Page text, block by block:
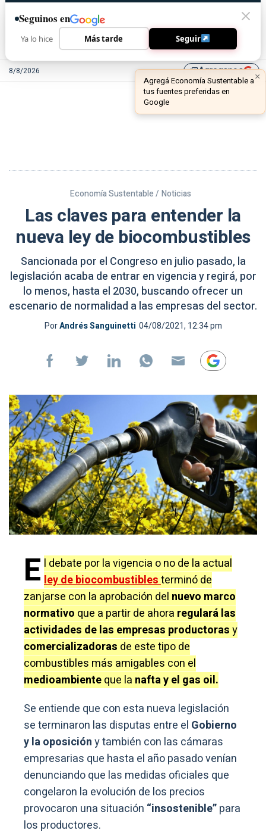
8/8/2026 library_addAgreganos
Economía Sustentable / Noticias
Las claves para entender la
nueva ley de biocombustibles
Sancionada por el Congreso en julio pasado, la
legislación acaba de entrar en vigencia y regirá, por
lo menos, hasta el 2030, buscando ofrecer un
escenario de normalidad a las empresas del sector.
PorAndrés Sanguinetti 04/08/2021, 12:34 pm
E l debate por la vigencia o no de la actual
ley de biocombustiblesterminó de
zanjarse con la aprobación del nuevo marco
normativo que a partir de ahora regulará las
actividades de las empresas productorasy
comercializadoras de este tipo de
combustibles más amigables con el
medioambienteque la nafta y el gas oil.
Se entiende que con esta nueva legislación
se terminaron las disputas entre el Gobierno
y la oposicióny también con las cámaras
empresarias que hasta el año pasado venían
denunciando que las medidas oficiales que
congelaron la evolución de los precios
provocaron una situación “insostenible”para
los productores.
Seguinos en
Ya lo hice Más tarde Seguir